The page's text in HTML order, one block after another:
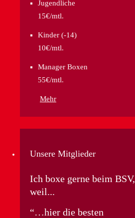
Jugendliche
15€/mtl.
Kinder (-14)
10€/mtl.
Manager Boxen
55€/mtl.
Mehr
Unsere Mitglieder
Ich boxe gerne beim BSV,
weil...
…hier die besten